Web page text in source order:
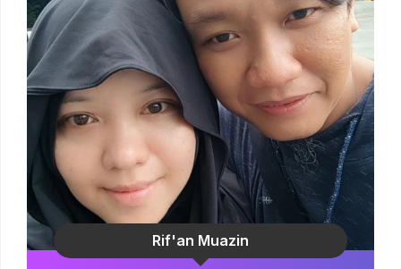
Rif'an Muazin